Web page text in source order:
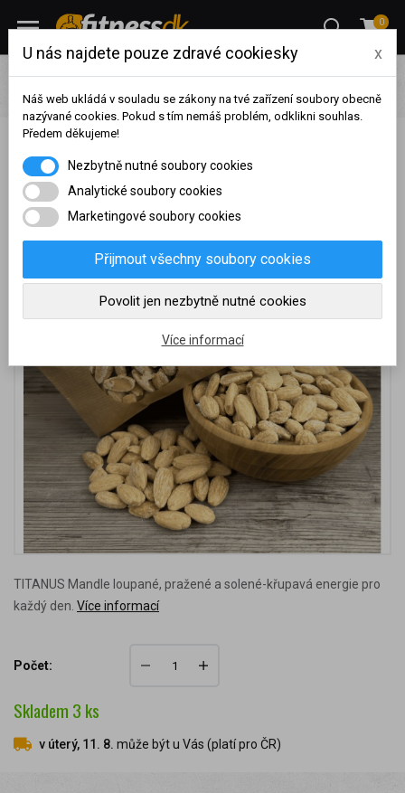
0
Potraviny Potraviny – TITANUS
TITANUS Mandle pražené
solené 350 g
TITANUS Mandle pražené solené 350 g
TITANUS Mandle loupané, pražené a solené-křupavá energie pro
každý den. Více informací
Počet:
Skladem 3 ks
v úterý, 11. 8. může být u Vás (platí pro ČR)
dosaženého obratu za
sledované období, byl váš
účet přeřazen do jiné
skupiny:
U nás najdete pouze zdravé cookiesky x
Náš web ukládá v souladu se zákony na tvé zařízení soubory obecně
nazývané cookies. Pokud s tím nemáš problém, odklikni souhlas.
Předem děkujeme!
Nezbytně nutné soubory cookies
Analytické soubory cookies
Marketingové soubory cookies
Přijmout všechny soubory cookies
Povolit jen nezbytně nutné cookies
Více informací